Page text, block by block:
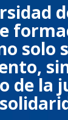
solo
de la